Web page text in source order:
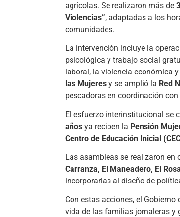
agrícolas. Se realizaron más de
Violencias”, adaptadas a los
comunidades.
La intervención incluye la
psicológica y trabajo social
laboral, la violencia económica
las Mujeres y se amplió la Red
pescadoras en coordinación con
El esfuerzo interinstitucional se
años ya reciben la Pensión
Centro de Educación Inicial
Las asambleas se realizaron en
Carranza, El Maneadero, El
incorporarlas al diseño de
Con estas acciones, el
vida de las familias jornaleras y